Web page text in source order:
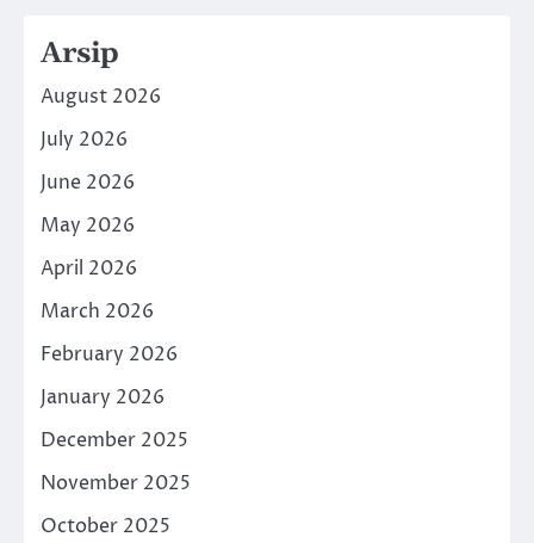
Arsip
August 2026
July 2026
June 2026
May 2026
April 2026
March 2026
February 2026
January 2026
December 2025
November 2025
October 2025